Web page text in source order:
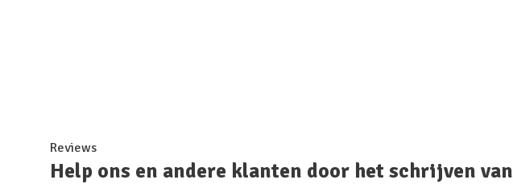
Reviews
Help ons en andere klanten door het schrijven van